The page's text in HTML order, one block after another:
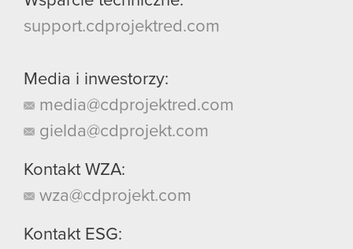
support.cdprojektred.com
Media i inwestorzy:
media@cdprojektred.com
gielda@cdprojekt.com
Kontakt WZA:
wza@cdprojekt.com
Kontakt ESG: